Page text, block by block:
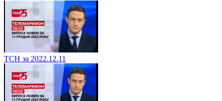
ТСН за 2022.12.11